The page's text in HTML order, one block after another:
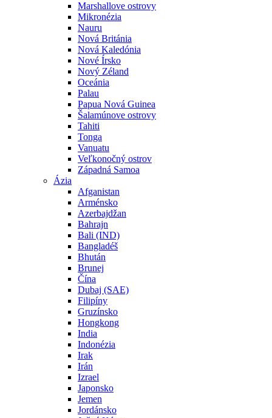
Marshallove ostrovy
Mikronézia
Nauru
Nová Británia
Nová Kaledónia
Nové Írsko
Nový Zéland
Oceánia
Palau
Papua Nová Guinea
Šalamúnove ostrovy
Tahiti
Tonga
Vanuatu
Veľkonočný ostrov
Západná Samoa
Ázia
Afganistan
Arménsko
Azerbajdžan
Bahrajn
Bali (IND)
Bangladéš
Bhután
Brunej
Čína
Dubaj (SAE)
Filipíny
Gruzínsko
Hongkong
India
Indonézia
Irak
Irán
Izrael
Japonsko
Jemen
Jordánsko